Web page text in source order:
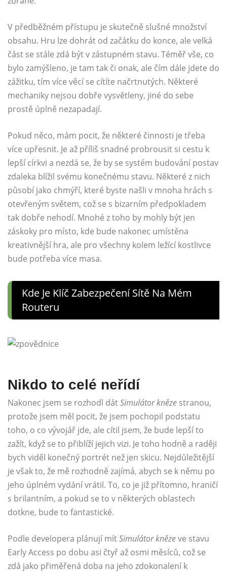
V předběžném přístupu je skutečně slušné množství
obsahu. Hru lze dohrát od začátku do konce, ale velká
část se stále zdá být v zástupném stavu. Téměř vše, co
bylo zamýšleno, je tam tak či onak, ale čím dále jdete do
zážitku, tím více věcí se cítíte načrtnutých. Některé
mechaniky nejsou dobře vysvětleny, jiné do sebe
prostě úplně nezapadají.
Pokud něco, mám pocit, že některé činnosti je třeba
více upřesnit. Je až příliš snadné probrousit si cestu k
lepší církvi a nezdá se, že by se systém budování postav
zdaleka blížil svému konečnému stavu. Některé z nich
působí jako chmýří, které byste našli v mnoha hrách s
otevřeným světem, což se s bizarním předpokladem
tak dobře nehodí. Mnohé z toho by mohly být jen
záskoky pro místo, kde bude nakonec umístěna
kreativnější hra, ale pro všechny kolem ležící kostlivce
bude potřeba více masa.
Kde Je Klíč Zabezpečení Sítě Na Mém
Routeru
Nikdo to celé neřídí
Nakonec jsem se rozhodl dátSimulátor kněze stranou,
protože jsem měl pocit, že jsem pochopil podstatu
toho, o co vývojář jde, ale cítil jsem, že bude lepší to
zažít, když se to přiblíží jejich vizi. Je toho hodně a raději
bych viděl konečný portrét než jen skicu. Nejdůležitější
je však to, že mě rozhodně zajímá, abych se k němu po
jeho úplném vydání vrátil. To, co je již přítomno, hraničí
s brilantním, a pokud se to v některých oblastech
dotkne, bude to fantastické.
Podle developera plánují mítSimulátor knězeve stavu
Early Access po dobu asi čtyř až osmi měsíců, což se
zdá jako přiměřená doba na jeho zdokonalení k